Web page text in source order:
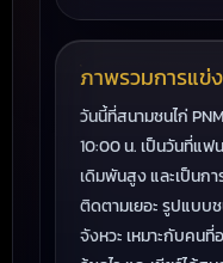
ภาพรวมการแข่
วันนี้ที่สนามชนไก่
10:00 น. เป็นวันที่แฟ
เดิมพันสูง และเป็นก
ติดตามเยอะ รูปแบบช
จังหวะ เหมาะกับคน